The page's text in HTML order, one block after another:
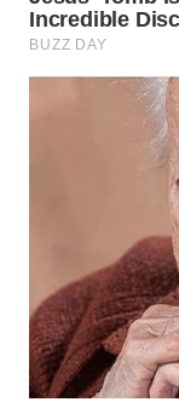
WAHANA
ADVOKAT
INFRASTRUKTUR
KONSUMEN
WAHANA
LISTRIK